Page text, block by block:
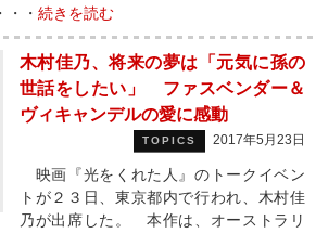
・・ 続きを読む
木村佳乃、将来の夢は「元気に孫の
世話をしたい」 ファスベンダー＆
ヴィキャンデルの愛に感動
TOPICS 2017年5月23日
映画『光をくれた人』のトークイベン
トが２３日、東京都内で行われ、木村佳
乃が出席した。 本作は、オーストラリ